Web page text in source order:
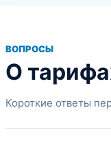
ВОПРОСЫ
О
Короткие ответы